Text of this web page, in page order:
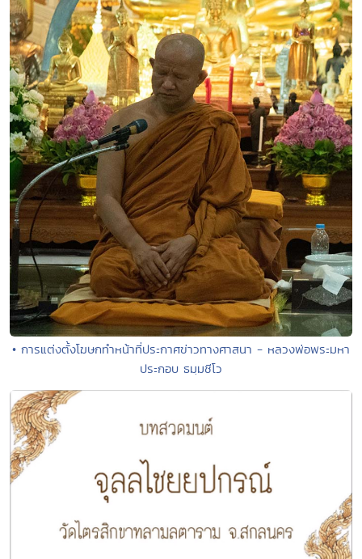
• การแต่งตั้งโฆษกทำหน้าที่ประกาศข่าวทางศาสนา - หลวงพ่อพระมหา
ประกอบ ธมฺมชีโว